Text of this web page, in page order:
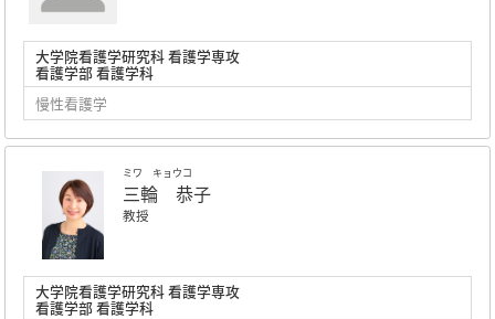
大学院看護学研究科 看護学専攻
看護学部 看護学科
慢性看護学
ミワ キョウコ
三輪 恭子
教授
大学院看護学研究科 看護学専攻
看護学部 看護学科